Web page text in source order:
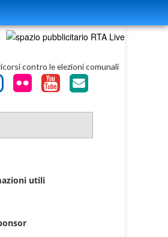
contro le elezioni comunali
utili